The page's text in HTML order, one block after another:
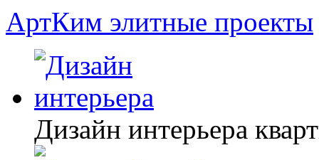
АртКим элитные проекты
Дизайн интерьера